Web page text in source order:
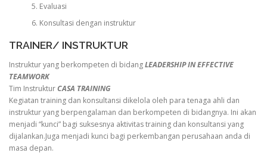
Evaluasi
Konsultasi dengan instruktur
TRAINER/ INSTRUKTUR
Instruktur yang berkompeten di bidangLEADERSHIP IN EFFECTIVE
TEAMWORK
Tim InstrukturCASA TRAINING
Kegiatan training dan konsultansi dikelola oleh para tenaga ahli dan
instruktur yang berpengalaman dan berkompeten di bidangnya. Ini akan
menjadi “kunci” bagi suksesnya aktivitas training dan konsultansi yang
dijalankan.Juga menjadi kunci bagi perkembangan perusahaan anda di
masa depan.